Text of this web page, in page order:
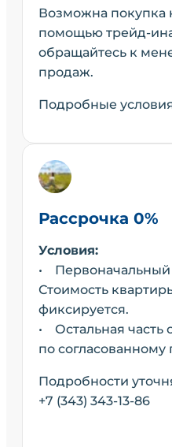
Возможна покупка
помощью трейд-
обращайтесь к
продаж.
Подробные
Рассрочка 0%
Условия:
• Первоначальный
Стоимость
фиксируется.
• Остальная часть
по согласованному
Подробности
+7 (343) 343-13-86